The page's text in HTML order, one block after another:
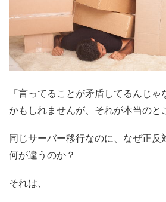
「言ってることが矛盾してるんじ
かもしれませんが、それが本当のと
同じサーバー移行なのに、なぜ正反
何が違うのか？
それは、